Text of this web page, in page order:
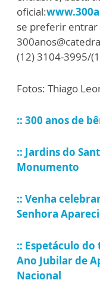
oficial:
se preferir entrar
(12) 3104-3995/
Fotos: Thiago
:: 300 anos de
:: Jardins do
Monumento
:: Venha
Senhora
:: Espetáculo
Ano Jubilar de
Nacional